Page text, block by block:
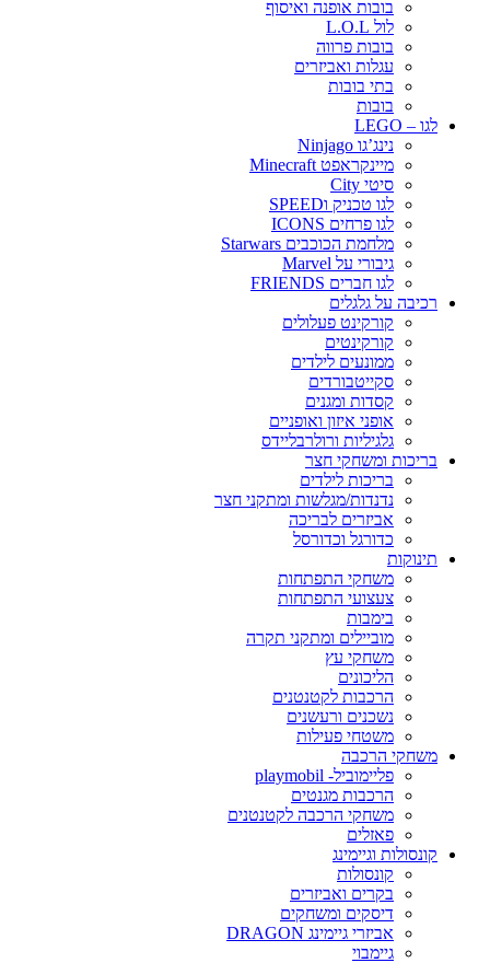
בובות אופנה ואיסוף
לול L.O.L
בובות פרווה
עגלות ואביזרים
בתי בובות
בובות
לגו – LEGO
נינג’גו Ninjago
מיינקראפט Minecraft
סיטי City
לגו טכניק וSPEED
לגו פרחים ICONS
מלחמת הכוכבים Starwars
גיבורי על Marvel
לגו חברים FRIENDS
רכיבה על גלגלים
קורקינט פעלולים
קורקינטים
ממונעים לילדים
סקייטבורדים
קסדות ומגנים
אופני איזון ואופניים
גלגיליות ורולרבליידס
בריכות ומשחקי חצר
בריכות לילדים
נדנדות/מגלשות ומתקני חצר
אביזרים לבריכה
כדורגל וכדורסל
תינוקות
משחקי התפתחות
צעצועי התפתחות
בימבות
מוביילים ומתקני תקרה
משחקי עץ
הליכונים
הרכבות לקטנטנים
נשכנים ורעשנים
משטחי פעילות
משחקי הרכבה
פליימוביל- playmobil
הרכבות מגנטים
משחקי הרכבה לקטנטנים
פאזלים
קונסולות וגיימינג
קונסולות
בקרים ואביזרים
דיסקים ומשחקים
אביזרי גיימינג DRAGON
גיימבוי